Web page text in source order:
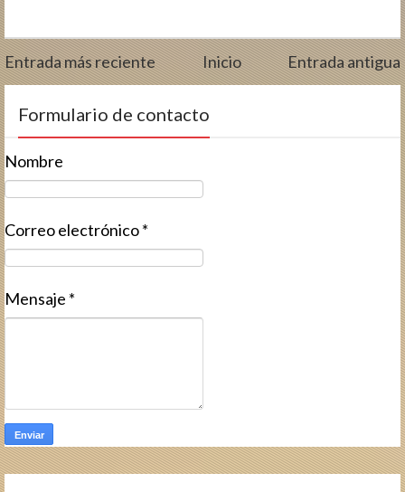
Entrada más reciente Inicio Entrada antigua
Formulario de contacto
Nombre
Correo electrónico*
Mensaje *